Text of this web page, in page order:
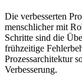
Die verbesserten
menschlicher mit
Schritte sind die
frühzeitige
Prozessarchitektur
Verbesserung.